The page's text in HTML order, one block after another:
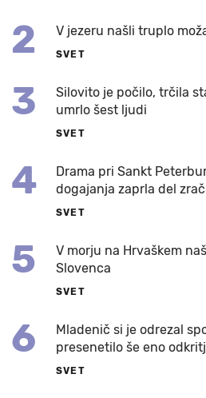
2 V jezeru našli truplo
SVET
3
Silovito je počilo, trčila
umrlo šest ljudi
SVET
4
Drama pri Sankt
dogajanja zaprla del
SVET
5
V morju na Hrvaškem
Slovenca
SVET
6
Mladenič si je odrezal
presenetilo še eno
SVET